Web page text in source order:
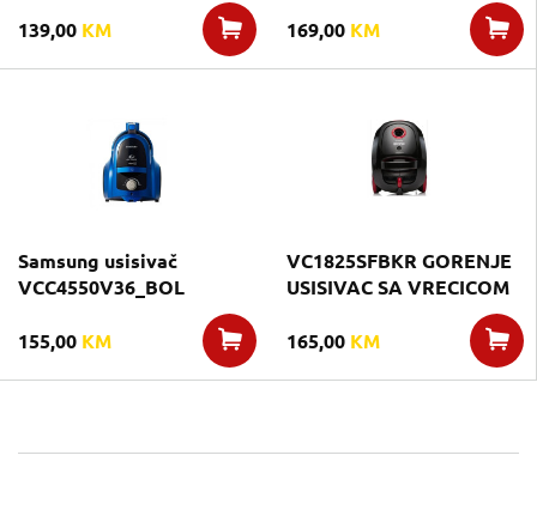
139,00 KM 169,00 KM
Samsung usisivač
VCC4550V36_BOL
155,00 KM
VC1825SFBKR GORENJE
USISIVAC SA VRECICOM
165,00 KM